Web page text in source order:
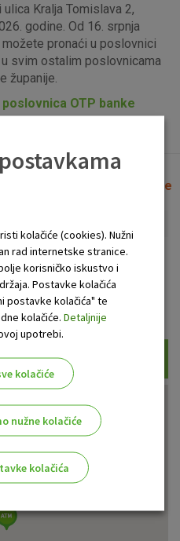
Kralja Tomislava 2,
godine. Od 16. srpnja
pronaći u poslovnici
svim ostalim poslovnicama
županije.
OTP banke
možete vidjeti
Očisti filtere
bankomate
kolačiće (cookies). Nužni
rad internetske stranice.
korisničko iskustvo i
Postavke kolačića
postavke kolačića" te
kolačiće. Detaljnije
upotrebi.
kolačiće
nužne kolačiće
kolačića